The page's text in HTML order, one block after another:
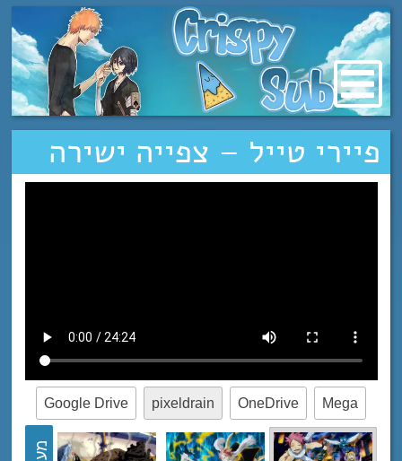
מעבר
לתוכן
פיירי טייל – צפייה ישירה
Mega
OneDrive
pixeldrain
Google Drive